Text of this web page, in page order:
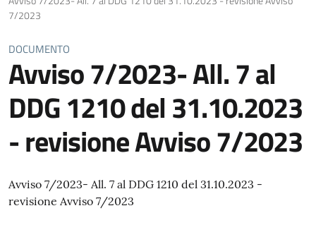
7/2023
DOCUMENTO
Avviso 7/2023- All. 7 al
DDG 1210 del 31.10.2023
- revisione Avviso 7/2023
Avviso 7/2023- All. 7 al DDG 1210 del 31.10.2023 -
revisione Avviso 7/2023